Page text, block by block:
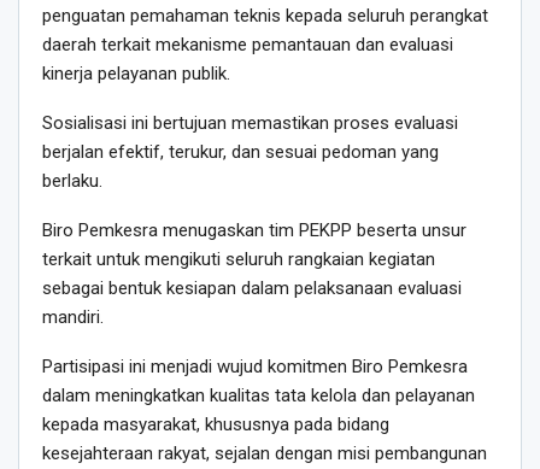
penguatan pemahaman teknis kepada seluruh perangkat
daerah terkait mekanisme pemantauan dan evaluasi
kinerja pelayanan publik.
Sosialisasi ini bertujuan memastikan proses evaluasi
berjalan efektif, terukur, dan sesuai pedoman yang
berlaku.
Biro Pemkesra menugaskan tim PEKPP beserta unsur
terkait untuk mengikuti seluruh rangkaian kegiatan
sebagai bentuk kesiapan dalam pelaksanaan evaluasi
mandiri.
Partisipasi ini menjadi wujud komitmen Biro Pemkesra
dalam meningkatkan kualitas tata kelola dan pelayanan
kepada masyarakat, khususnya pada bidang
kesejahteraan rakyat, sejalan dengan misi pembangunan